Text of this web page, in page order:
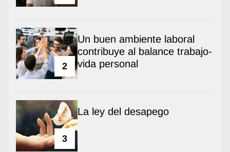
2
Un buen ambiente laboral
contribuye al balance trabajo-
vida personal
3
La ley del desapego